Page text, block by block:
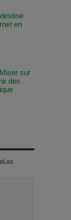
en
sur
des